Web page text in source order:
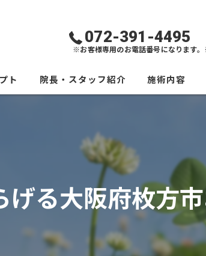
072-391-4495
※お客様専用のお電話番号になります
ト 院長・スタッフ紹介 施術内容
げる大阪府枚方